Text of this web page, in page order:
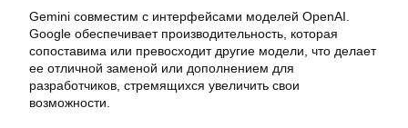
Gemini совместим с интерфейсами моделей OpenAI.
Google обеспечивает производительность, которая
сопоставима или превосходит другие модели, что делает
ее отличной заменой или дополнением для
разработчиков, стремящихся увеличить свои
возможности.